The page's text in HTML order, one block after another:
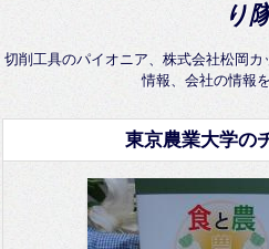
り
切削工具のパイオニア、株式会社松岡
情報、会社の情報
東京農業大学の